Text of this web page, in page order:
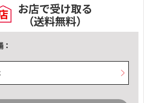
お店で受け取る
（送料無料）